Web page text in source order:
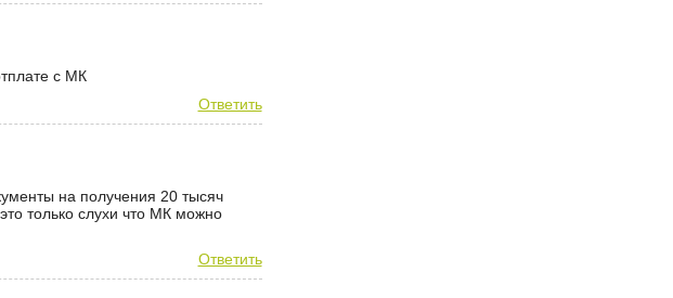
с МК
Ответить
на получения 20 тысяч
только слухи что МК можно
Ответить